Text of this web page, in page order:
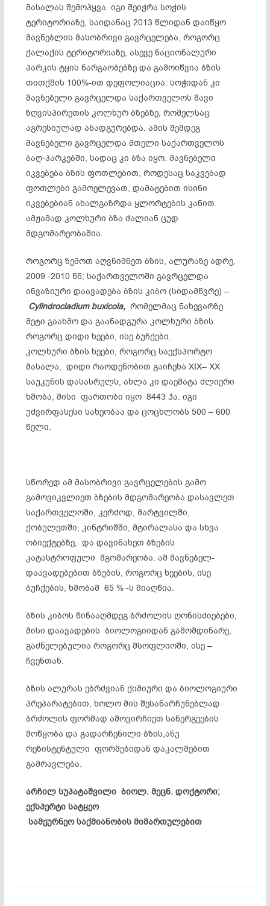
მასალას შემოჰყვა. იგი შეიჭრა სოჭის
ტერიტორიაზე, საიდანაც 2013 წლიდან დაიწყო
მავნებლის მასობრივი გავრცელება, როგორც
ქალაქის ტერიტორიაზე, ასევე ნაციონალური
პარკის ტყის ნარგაობებზე და გამოიწვია ბზის
თითქმის 100%-ით დეფოლიაცია. სოჭიდან კი
მავნებელი გავრცელდა საქართველოს შავი
ზღვისპირეთის კოლხურ ბზებზე, რომელსაც
აგრესიულად ანადგურებდა. ამის შემდეგ
მავნებელი გავრცელდა მთელი საქართველოს
ბაღ-პარკებში, სადაც კი ბზა იყო. მავნებელი
იკვებება ბზის ფოთლებით, როდესაც საკვებად
ფოთლები გამოელევათ, დამატებით ისინი
იკვებებიან ახალგაზრდა ყლორტების კანით.
ამჟამად კოლხური ბზა ძალიან ცუდ
მდგომარეობაშია.
როგორც ზემოთ აღვნიშნეთ ბზის, ალურაზე ადრე,
2009 -2010 წწ; საქართველოში გავრცელდა
ინვაზიური დაავადება ბზის კიბო (სიდამწვრე) –
Cylindrocladium buxicola,რომელმაც ნახევარზე
მეტი გაახმო და გაანადგურა კოლხური ბზის
როგორც დიდი ხეები, ისე ბუჩქები.
კოლხური ბზის ხეები, როგორც საექსპორტო
მასალა, დიდი რაოდენობით გაიჩეხა XIX– XX
საუკუნის დასასრულს, ახლა კი დაემატა ძლიერი
ხმობა, მისი ფართობი იყო 8443 ჰა. იგი
უძვირფასესი სახეობაა და ცოცხლობს 500 – 600
წელი.
სწორედ ამ მასობრივი გავრცელების გამო
გამოვიკვლიეთ ბზების მდგომარეობა დასავლეთ
საქართველოში, კერძოდ, მარტვილში,
ქობულეთში, კინტრიშში, მტირალასა და სხვა
ობიექტებზე, და დავინახეთ ბზების
კატასტროფული მგომარეობა. ამ მავნებელ-
დაავადებებით ბზების, როგორც ხეების, ისე
ბუჩქების, ხმობამ 65 % -ს მიაღწია.
ბზის კიბოს წინააღმდეგ ბრძოლის ღონისძიებები,
მისი დაავადების ბიოლოგიიდან გამომდინარე,
გაძნელებულია როგორც მსოფლიოში, ისე –
ჩვენთან.
ბზის ალურას ებრძვიან ქიმიური და ბიოლოგიური
პრეპარატებით, ხოლო მის შესანარჩუნებლად
ბრძოლის ფორმად ამოვირჩიეთ სანერგეების
მოწყობა და გადარჩენილი ბზის,ანუ
რეზისტენტული ფორმებიდან დაკალმებით
გამრავლება.
არჩილ სუპატაშვილი ბიოლ. მეცნ. დოქტორი;
ექსპერტი სატყეო
სამეურნეო საქმიანობის მიმართულებით